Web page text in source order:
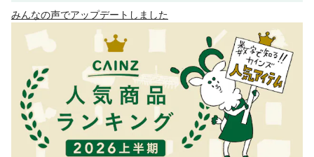
みんなの声でアップデートしました